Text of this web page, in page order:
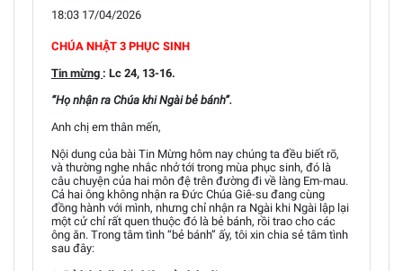
18:03 17/04/2026
CHÚA NHẬT 3 PHỤC SINH
Tin mừng : Lc 24, 13-16.
“Họ nhận ra Chúa khi Ngài bẻ bánh”.
Anh chị em thân mến,
Nội dung của bài Tin Mừng hôm nay chúng ta đều biết rõ,
và thường nghe nhắc nhở tới trong mùa phục sinh, đó là
câu chuyện của hai môn đệ trên đường đi về làng Em-mau.
Cả hai ông không nhận ra Đức Chúa Giê-su đang cùng
đồng hành với mình, nhưng chỉ nhận ra Ngài khi Ngài lập lại
một cử chỉ rất quen thuộc đó là bẻ bánh, rồi trao cho các
ông ăn. Trong tâm tình “bẻ bánh” ấy, tôi xin chia sẻ tâm tình
sau đây: